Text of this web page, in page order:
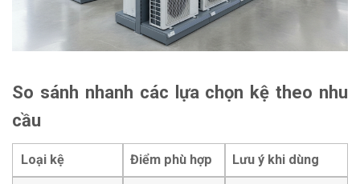
So sánh nhanh các lựa chọn kệ theo nhu
cầu
Loại kệ Điểm phù hợp Lưu ý khi dùng